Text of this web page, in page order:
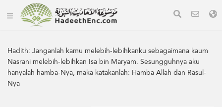
Hadith:Janganlah kamu melebih-lebihkanku sebagaimana kaum
Nasrani melebih-lebihkan Isa bin Maryam. Sesungguhnya aku
hanyalah hamba-Nya, maka katakanlah: Hamba Allah dan Rasul-
Nya